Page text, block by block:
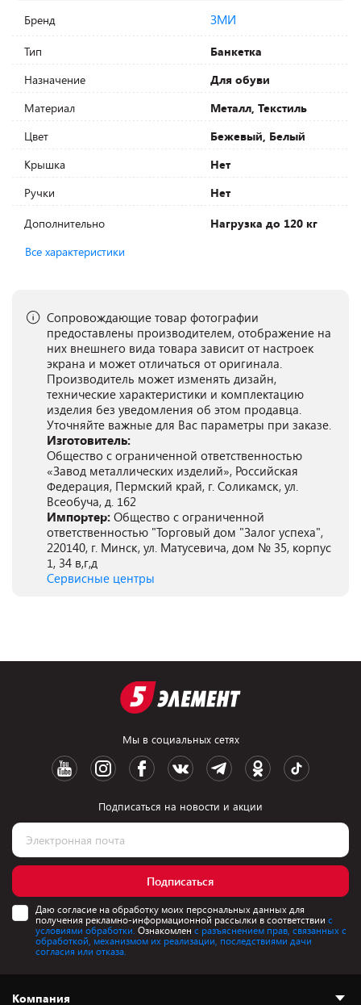
Бренд ЗМИ
Тип
Банкетка
Назначение
Для обуви
Материал
Металл, Текстиль
Цвет
Бежевый, Белый
Крышка
Нет
Ручки
Нет
Дополнительно
Нагрузка до 120 кг
Все характеристики
Сопровождающие товар фотографии
предоставлены производителем, отображение на
них внешнего вида товара зависит от настроек
экрана и может отличаться от оригинала.
Производитель может изменять дизайн,
технические характеристики и комплектацию
изделия без уведомления об этом продавца.
Уточняйте важные для Вас параметры при заказе.
Изготовитель:
Общество с ограниченной ответственностью
«Завод металлических изделий», Российская
Федерация, Пермский край, г. Соликамск, ул.
Всеобуча, д. 162
Импортер: Общество с ограниченной
ответственностью "Торговый дом "Залог успеха",
220140, г. Минск, ул. Матусевича, дом № 35, корпус
1, 34 в,г,д
Сервисные центры
Мы в социальных сетях
Подписаться на новости и акции
Подписаться
Даю согласие на обработку моих персональных данных для
получения рекламно-информационной рассылки в соответствии с
условиями обработки. Ознакомлен с разъяснением прав, связанных с
обработкой, механизмом их реализации, последствиями дачи
согласия или отказа.
Компания